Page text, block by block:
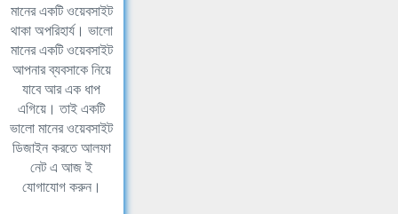
মানের একটি ওয়েবসাইট
থাকা অপরিহার্য। ভালো
মানের একটি ওয়েবসাইট
আপনার ব্যবসাকে নিয়ে
যাবে আর এক ধাপ
এগিয়ে। তাই একটি
ভালো মানের ওয়েবসাইট
ডিজাইন করতে আলফা
নেট এ আজ ই
যোগাযোগ করুন।